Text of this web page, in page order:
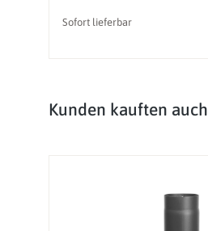
Sofort lieferbar
Produktgalerie überspringen
Kunden kauften auch